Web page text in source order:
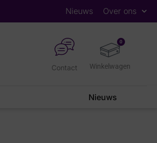
Nieuws Over ons
0
Contact
Nieuws